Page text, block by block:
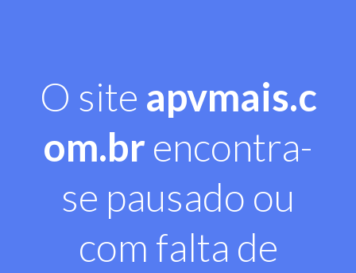
O site apvmais.c
om.br encontra-
se pausado ou
com falta de